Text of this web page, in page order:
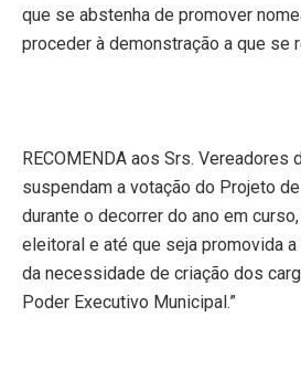
que se abstenha de promover
proceder à demonstração a que se
RECOMENDA aos Srs. Vereadores
suspendam a votação do Projeto
durante o decorrer do ano em
eleitoral e até que seja promovida
da necessidade de criação dos
Poder Executivo Municipal.”